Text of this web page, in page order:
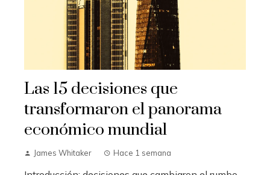
Las 15 decisiones que
transformaron el panorama
económico mundial
James Whitaker Hace 1 semana